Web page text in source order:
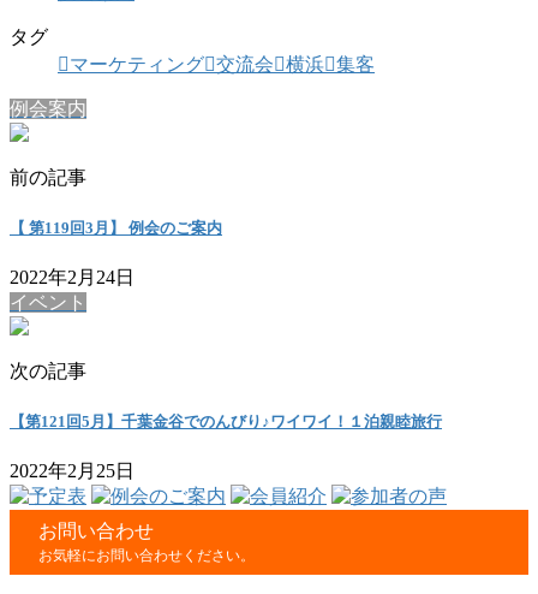
タグ
マーケティング 交流会 横浜 集客
例会案内
前の記事
【 第119回3月】 例会のご案内
2022年2月24日
イベント
次の記事
【第121回5月】千葉金谷でのんびり♪ワイワイ！１泊親睦旅行
2022年2月25日
お問い合わせ
お気軽にお問い合わせください。